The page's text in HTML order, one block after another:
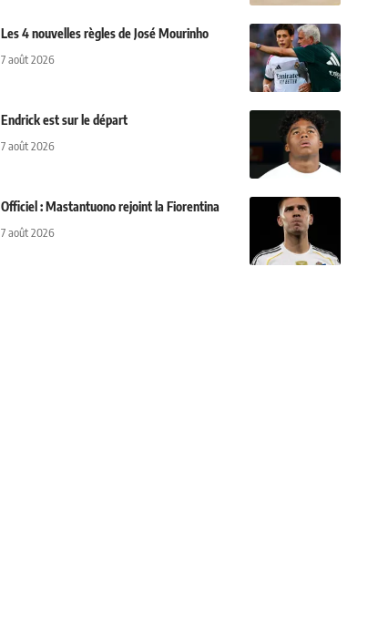
Les 4 nouvelles règles de José Mourinho
7 août 2026
Endrick est sur le départ
7 août 2026
Officiel : Mastantuono rejoint la Fiorentina
7 août 2026